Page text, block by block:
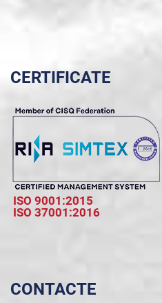
CERTIFICATE
ISO 9001:2015
ISO 37001:2016
CONTACTE